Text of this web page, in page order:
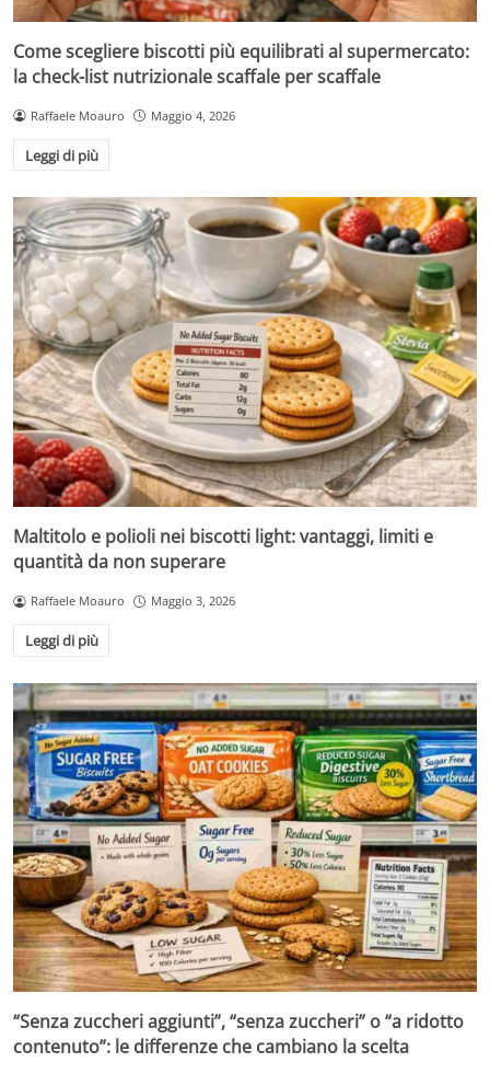
Come scegliere biscotti più equilibrati al supermercato:
la check-list nutrizionale scaffale per scaffale
Raffaele Moauro Maggio 4, 2026
Leggi di più
Maltitolo e polioli nei biscotti light: vantaggi, limiti e
quantità da non superare
Raffaele Moauro Maggio 3, 2026
Leggi di più
“Senza zuccheri aggiunti”, “senza zuccheri” o “a ridotto
contenuto”: le differenze che cambiano la scelta